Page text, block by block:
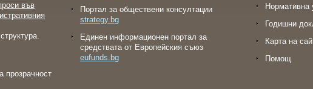
във
прозрачност
Портал за обществени консултации
strategy.bg
Eдинен информационен портал за
средствата от Европейския съюз
eufunds.bg
Нормативна
Годишни
Карта на
Помощ